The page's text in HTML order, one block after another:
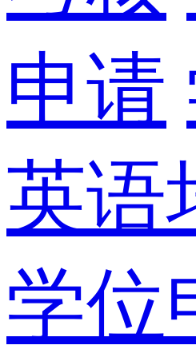
申请
英语
学位